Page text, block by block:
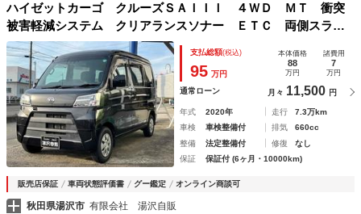
ハイゼットカーゴ クルーズＳＡＩＩＩ ４ＷＤ ＭＴ 衝突
被害軽減システム クリアランスソナー ＥＴＣ 両側スライ
ドドア キーレスエントリー アイドリングストップ 電動格
納ミラー オートマチックハイビーム ＡＢＳ ＥＳＣ エア
コン
支払総額(税込)
95 万円
本体価格
88
万円
諸費用
7
万円
通常ローン 月々 11,500 円
年式 2020年 走行
7.3万km
車検
車検整備付 排気
660cc
整備
法定整備付 修復
なし
保証
保証付 (6ヶ月・10000km)
販売店保証 車両状態評価書 グー鑑定 オンライン商談可
秋田県湯沢市 有限会社 湯沢自販